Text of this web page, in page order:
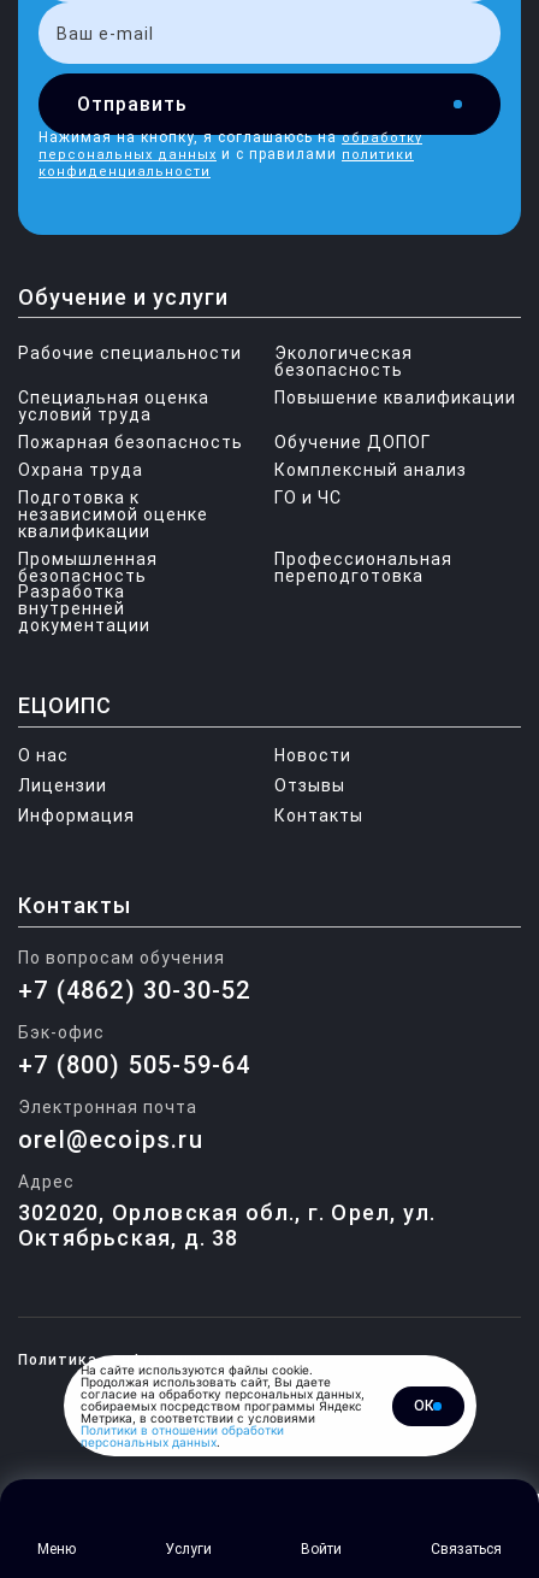
Отправить
Нажимая на кнопку, я соглашаюсь наобработку
персональных данных и с правилами политики
конфиденциальности
Меню Услуги Войти Связаться
Обучение и услуги
Рабочие специальности
Экологическая
безопасность
Специальная оценка
условий труда
Повышение квалификации
Пожарная безопасность
Обучение ДОПОГ
Охрана труда
Комплексный анализ
Подготовка к
независимой оценке
квалификации
ГО и ЧС
Промышленная
безопасность
Профессиональная
переподготовка
Разработка
внутренней
документации
ЕЦОИПС
О нас
Новости
Лицензии
Отзывы
Информация
Контакты
Контакты
По вопросам обучения
+7 (4862) 30-30-52
Бэк-офис
+7 (800) 505-59-64
Электронная почта
orel@ecoips.ru
Адрес
302020, Орловская обл., г. Орел, ул.
Октябрьская, д. 38
Политика конфиденциальности
© 2015-2026, Единый центр
обучения и подготовки
специалистов.
На сайте используются файлы cookie.
Продолжая использовать сайт, Вы даете
согласие на обработку персональных данных,
собираемых посредством программы Яндекс
Метрика, в соответствии с условиями
Политики в отношении обработки
персональных данных.
ОК